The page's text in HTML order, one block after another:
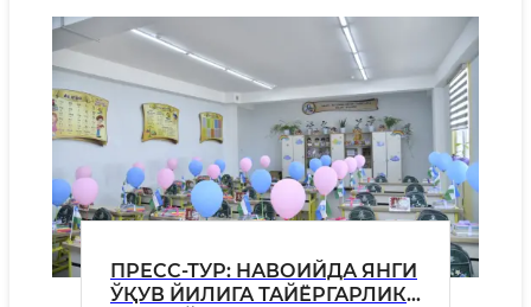
ПРЕСС-ТУР: НАВОИЙДА ЯНГИ
ЎҚУВ ЙИЛИГА ТАЙЁРГАРЛИК